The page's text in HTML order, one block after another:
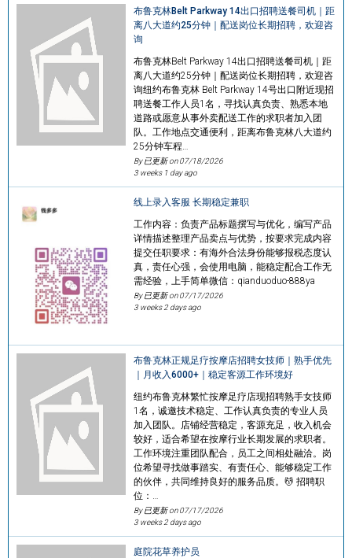
布鲁克林Belt Parkway 14出口招聘送餐司机｜距
离八大道约25分钟｜配送岗位长期招聘，欢迎咨
询
布鲁克林Belt Parkway 14出口招聘送餐司机｜距
离八大道约25分钟｜配送岗位长期招聘，欢迎咨
询纽约布鲁克林 Belt Parkway 14号出口附近现招
聘送餐工作人员1名，寻找认真负责、熟悉本地
道路或愿意从事外卖配送工作的求职者加入团
队。工作地点交通便利，距离布鲁克林八大道约
25分钟车程…
By 已更新 on07/18/2026
3 weeks 1 day ago
线上录入客服 长期稳定兼职
工作内容：负责产品标题撰写与优化，编写产品
详情描述整理产品卖点与优势，按要求完成内容
提交任职要求：有海外合法身份能够报税态度认
真，责任心强，会使用电脑，能稳定配合工作无
需经验，上手简单微信：qianduoduo-888ya
By 已更新 on07/17/2026
3 weeks 2 days ago
布鲁克林正规足疗按摩店招聘女技师｜熟手优先
｜月收入6000+｜稳定客源工作环境好
纽约布鲁克林繁忙按摩足疗店现招聘熟手女技师
1名，诚邀技术稳定、工作认真负责的专业人员
加入团队。店铺经营稳定，客源充足，收入机会
较好，适合希望在按摩行业长期发展的求职者。
工作环境注重团队配合，员工之间相处融洽。岗
位希望寻找做事踏实、有责任心、能够稳定工作
的伙伴，共同维持良好的服务品质。💆 招聘职
位：…
By 已更新 on07/17/2026
3 weeks 2 days ago
庭院花草养护员